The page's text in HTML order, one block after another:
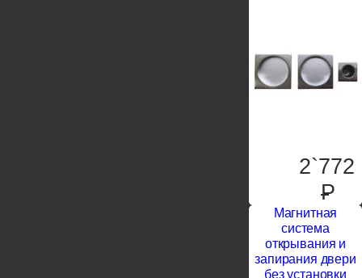
2`772
P
Магнитная
система
открывания и
запирания двери
без установки